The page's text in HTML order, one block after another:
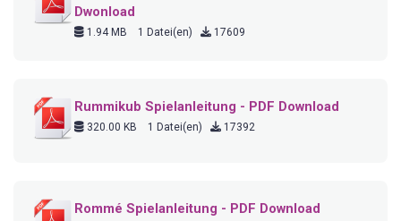
Dwonload
1.94 MB 1 Datei(en) 17609
Rummikub Spielanleitung - PDF Download
320.00 KB 1 Datei(en) 17392
Rommé Spielanleitung - PDF Download